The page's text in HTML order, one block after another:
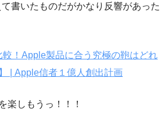
書いたものだがかなり反響があった
！Apple製品に合う究極の鞄はどれ
| Apple信者１億人創出計画
楽しもうっ！！！